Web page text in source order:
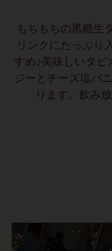
もちもちの黒糖生
リンクにたっぷり
すめ♪美味しいタ
ジーとチーズ塩バ
ります。飲み